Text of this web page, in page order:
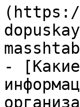
- [Какие